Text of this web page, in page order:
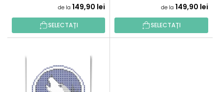
U
de la 149,90 lei
SELECTAȚI
de la 149,90 lei
SELECTAȚI